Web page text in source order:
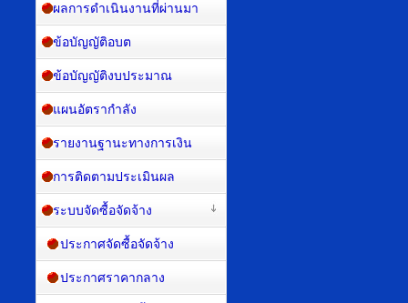
ผลการดำเนินงานที่ผ่านมา
ข้อบัญญัติอบต
ข้อบัญญัติงบประมาณ
แผนอัตรากำลัง
รายงานฐานะทางการเงิน
การติดตามประเมินผล
ระบบจัดซื้อจัดจ้าง
ประกาศจัดซื้อจัดจ้าง
ประกาศราคากลาง